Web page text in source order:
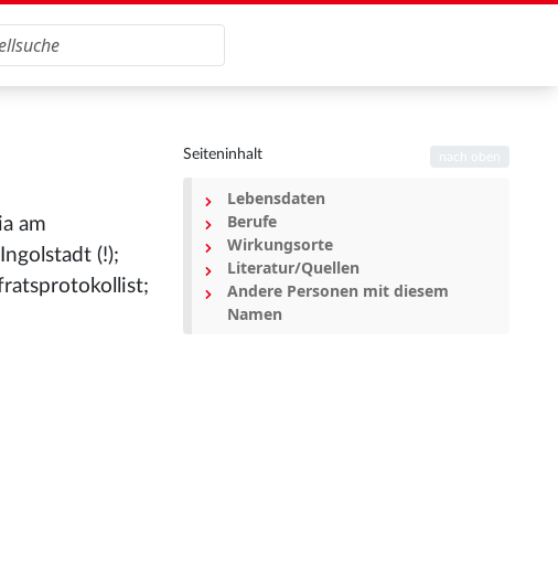
am
(!);
Seiteninhalt
Lebensdaten
Berufe
Wirkungsorte
Literatur/Quellen
Andere Personen mit diesem
Namen